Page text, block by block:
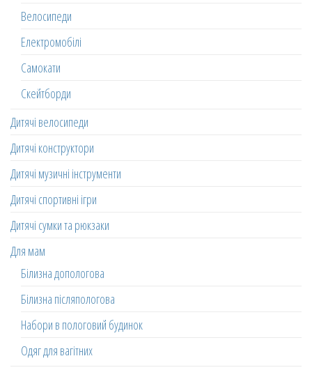
Велосипеди
Електромобілі
Самокати
Скейтборди
Дитячі велосипеди
Дитячі конструктори
Дитячі музичні інструменти
Дитячі спортивні ігри
Дитячі сумки та рюкзаки
Для мам
Білизна допологова
Білизна післяпологова
Набори в пологовий будинок
Одяг для вагітних